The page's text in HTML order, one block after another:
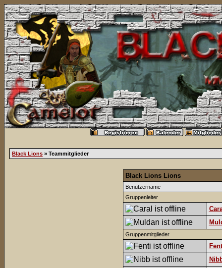
Black Lions » Teammitglieder
Black Lions Lions
Benutzername
Gruppenleiter
Gruppenmitglieder